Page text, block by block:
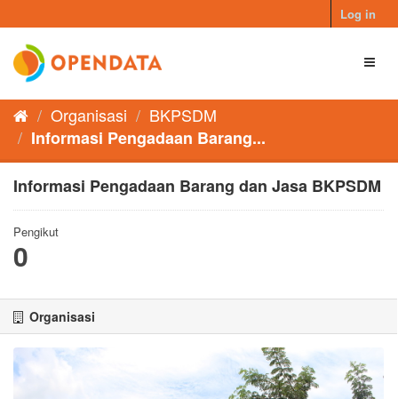
to
content
Log in
Organisasi
BKPSDM
Informasi Pengadaan Barang...
Informasi Pengadaan Barang dan Jasa BKPSDM
Pengikut
0
Organisasi